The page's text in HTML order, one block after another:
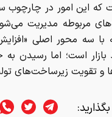
این امور در چارچوب
مربوطه مدیریت
با سه محور اصلی
بازار است؛ اما رسیدن
و تقویت زیرساخت‌های